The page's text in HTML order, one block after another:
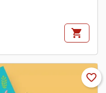
shopping_cart
favorite_border